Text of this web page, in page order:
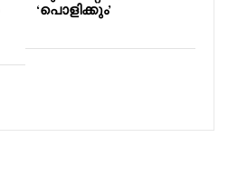
‘പൊളിക്കും’